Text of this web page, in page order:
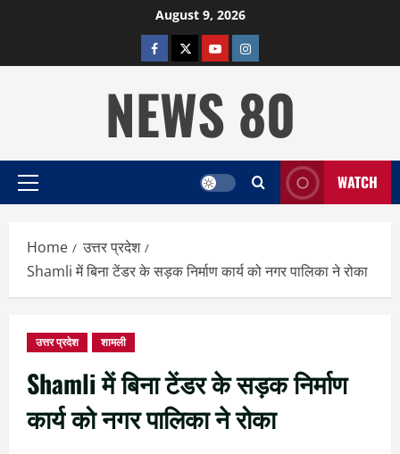
August 9, 2026
facebooktwitterYOUTUBE
instagram
NEWS 80
Primary
WATCH
Home
उत्तर प्रदेश
Shamli में बिना टेंडर के सड़क निर्माण कार्य को नगर पालिका ने रोका
उत्तर प्रदेश शामली
Shamli में बिना टेंडर के सड़क निर्माण
कार्य को नगर पालिका ने रोका